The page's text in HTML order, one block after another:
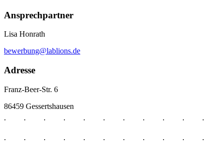
Ansprechpartner
Lisa Honrath
bewerbung@lablions.de
Adresse
Franz-Beer-Str. 6
86459 Gessertshausen